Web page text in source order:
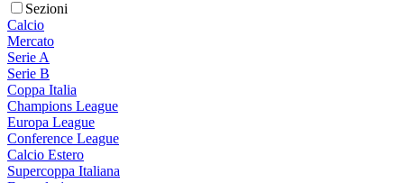
Sezioni
Calcio
Mercato
Serie A
Serie B
Coppa Italia
Champions League
Europa League
Conference League
Calcio Estero
Supercoppa Italiana